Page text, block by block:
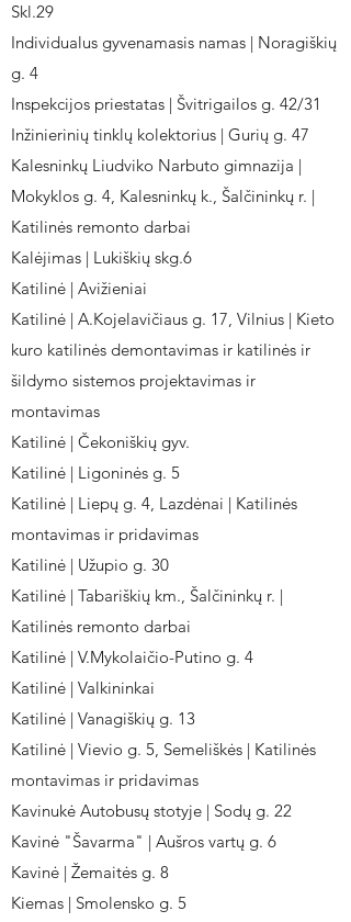
Skl.29
Individualus gyvenamasis namas | Noragiškių
g. 4
Inspekcijos priestatas | Švitrigailos g. 42/31
Inžinierinių tinklų kolektorius | Gurių g. 47
Kalesninkų Liudviko Narbuto gimnazija |
Mokyklos g. 4, Kalesninkų k., Šalčininkų r. |
Katilinės remonto darbai
Kalėjimas | Lukiškių skg.6
Katilinė | Avižieniai
Katilinė | A.Kojelavičiaus g. 17, Vilnius | Kieto
kuro katilinės demontavimas ir katilinės ir
šildymo sistemos projektavimas ir
montavimas
Katilinė | Čekoniškių gyv.
Katilinė | Ligoninės g. 5
Katilinė | Liepų g. 4, Lazdėnai | Katilinės
montavimas ir pridavimas
Katilinė | Užupio g. 30
Katilinė | Tabariškių km., Šalčininkų r. |
Katilinės remonto darbai
Katilinė | V.Mykolaičio-Putino g. 4
Katilinė | Valkininkai
Katilinė | Vanagiškių g. 13
Katilinė | Vievio g. 5, Semeliškės | Katilinės
montavimas ir pridavimas
Kavinukė Autobusų stotyje | Sodų g. 22
Kavinė "Šavarma" | Aušros vartų g. 6
Kavinė | Žemaitės g. 8
Kiemas | Smolensko g. 5